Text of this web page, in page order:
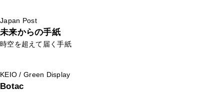
Japan Post
未来からの手紙
時空を超えて届く手紙
KEIO / Green Display
Botac